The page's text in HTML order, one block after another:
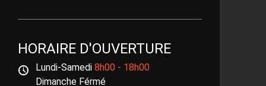
HORAIRE D'OUVERTURE
Lundi-Samedi 8h00 - 18h00
Dimanche Férmé